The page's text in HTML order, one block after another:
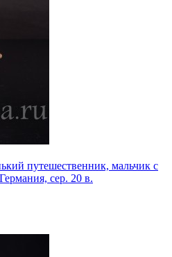
путешественник, мальчик с
сер. 20 в.